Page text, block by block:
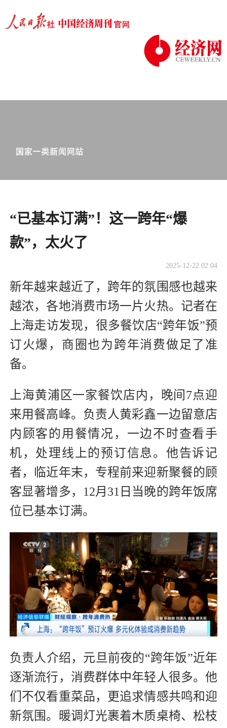
“已基本订满”！这一跨年“爆
款”，太火了
2025-12-22 02:04
新年越来越近了，跨年的氛围感也越来
越浓，各地消费市场一片火热。记者在
上海走访发现，很多餐饮店“跨年饭”预
订火爆，商圈也为跨年消费做足了准
备。
上海黄浦区一家餐饮店内，晚间7点迎
来用餐高峰。负责人黄彩鑫一边留意店
内顾客的用餐情况，一边不时查看手
机，处理线上的预订信息。他告诉记
者，临近年末，专程前来迎新聚餐的顾
客显著增多，12月31日当晚的跨年饭席
位已基本订满。
负责人介绍，元旦前夜的“跨年饭”近年
逐渐流行，消费群体中年轻人很多。他
们不仅看重菜品，更追求情感共鸣和迎
新氛围。暖调灯光裹着木质桌椅、松枝